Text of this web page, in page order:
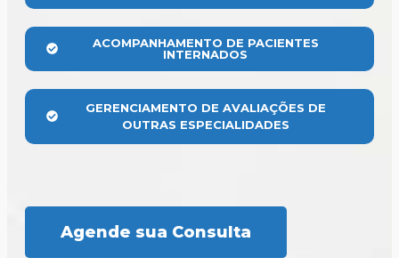
ACOMPANHAMENTO DE PACIENTES
INTERNADOS
GERENCIAMENTO DE AVALIAÇÕES DE
OUTRAS ESPECIALIDADES
Agende sua Consulta